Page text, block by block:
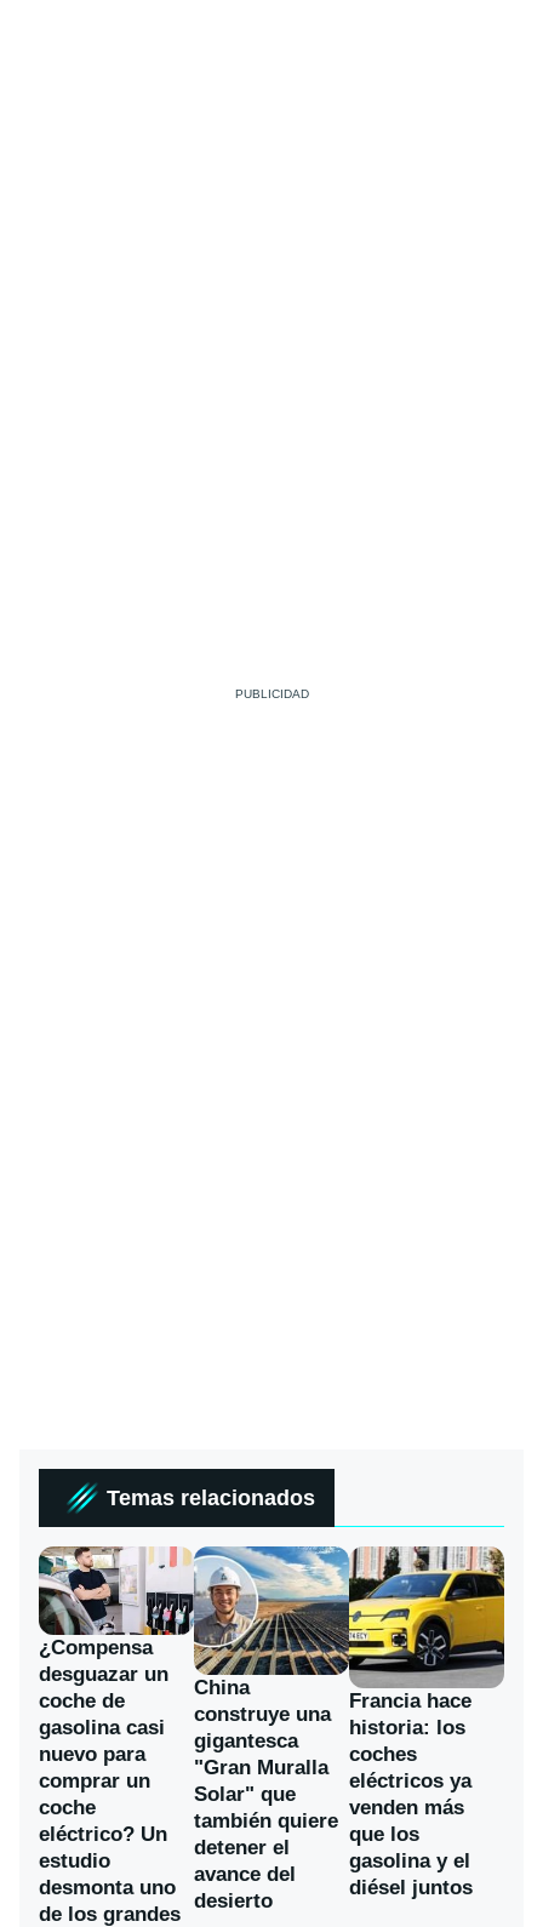
Temas relacionados
¿Compensa
desguazar un
coche de
gasolina casi
nuevo para
comprar un
coche
eléctrico? Un
estudio
desmonta uno
de los grandes
China
construye una
gigantesca
"Gran Muralla
Solar" que
también quiere
detener el
avance del
desierto
Francia hace
historia: los
coches
eléctricos ya
venden más
que los
gasolina y el
diésel juntos